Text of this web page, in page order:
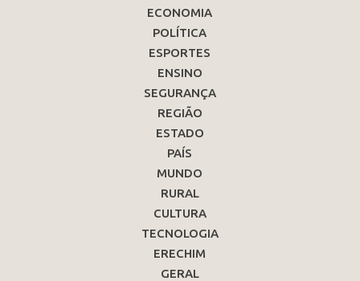
ECONOMIA
POLÍTICA
ESPORTES
ENSINO
SEGURANÇA
REGIÃO
ESTADO
PAÍS
MUNDO
RURAL
CULTURA
TECNOLOGIA
ERECHIM
GERAL